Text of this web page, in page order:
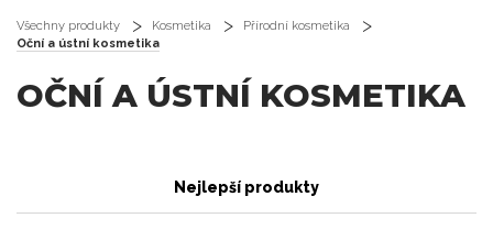
Rychlé dodání <36 hodin
Všechny produkty Kosmetika
Přírodní kosmetika
Oční a ústní kosmetika
OČNÍ A ÚSTNÍ KOSMETIKA
Nejlepší produkty